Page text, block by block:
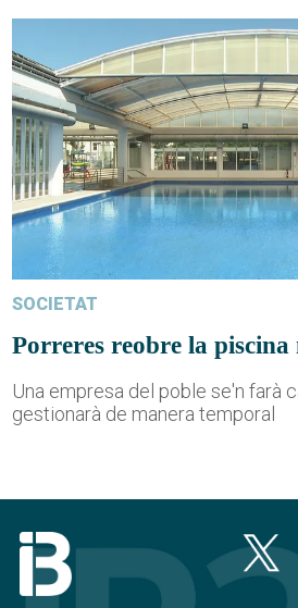
SOCIETAT
Porreres reobre la
Una empresa del poble se'n farà
gestionarà de manera temporal